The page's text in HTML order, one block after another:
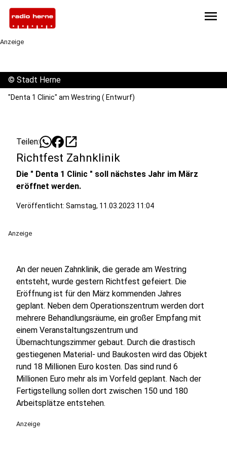
menu
Anzeige
© Stadt Herne
"Denta 1 Clinic" am Westring ( Entwurf)
Teilen: open_in_new
Richtfest Zahnklinik
Die " Denta 1 Clinic " soll nächstes Jahr im März
eröffnet werden.
Veröffentlicht: Samstag, 11.03.2023 11:04
Anzeige
An der neuen Zahnklinik, die gerade am Westring
entsteht, wurde gestern Richtfest gefeiert. Die
Eröffnung ist für den März kommenden Jahres
geplant. Neben dem Operationszentrum werden dort
mehrere Behandlungsräume, ein großer Empfang mit
einem Veranstaltungszentrum und
Übernachtungszimmer gebaut. Durch die drastisch
gestiegenen Material- und Baukosten wird das Objekt
rund 18 Millionen Euro kosten. Das sind rund 6
Millionen Euro mehr als im Vorfeld geplant. Nach der
Fertigstellung sollen dort zwischen 150 und 180
Arbeitsplätze entstehen.
Anzeige